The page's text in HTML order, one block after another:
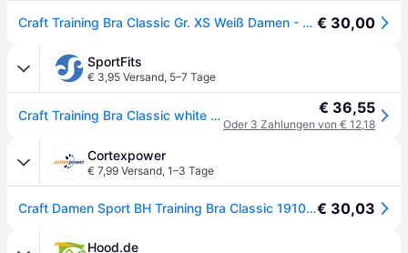
Craft Training Bra Classic Gr. XS Weiß Damen - Jetzt bei runningxpert.com! € 30,00
SportFits
€ 3,95 Versand, 5–7 Tage
Craft Training Bra Classic white (900000) M € 36,55
Oder 3 Zahlungen von € 12,18
Cortexpower
€ 7,99 Versand, 1–3 Tage
Craft Damen Sport BH Training Bra Classic 1910758-900000 XS - White - XS€ 30,03
Hood.de